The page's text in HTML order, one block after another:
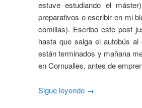
estuve estudiando el
preparativos o escribir en mi
comillas). Escribo este post
hasta que salga el autobús
están terminados y mañana
en Cornualles, antes de
Sigue leyendo →